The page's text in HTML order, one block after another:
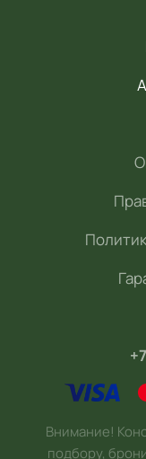
Внимание!
подбору,